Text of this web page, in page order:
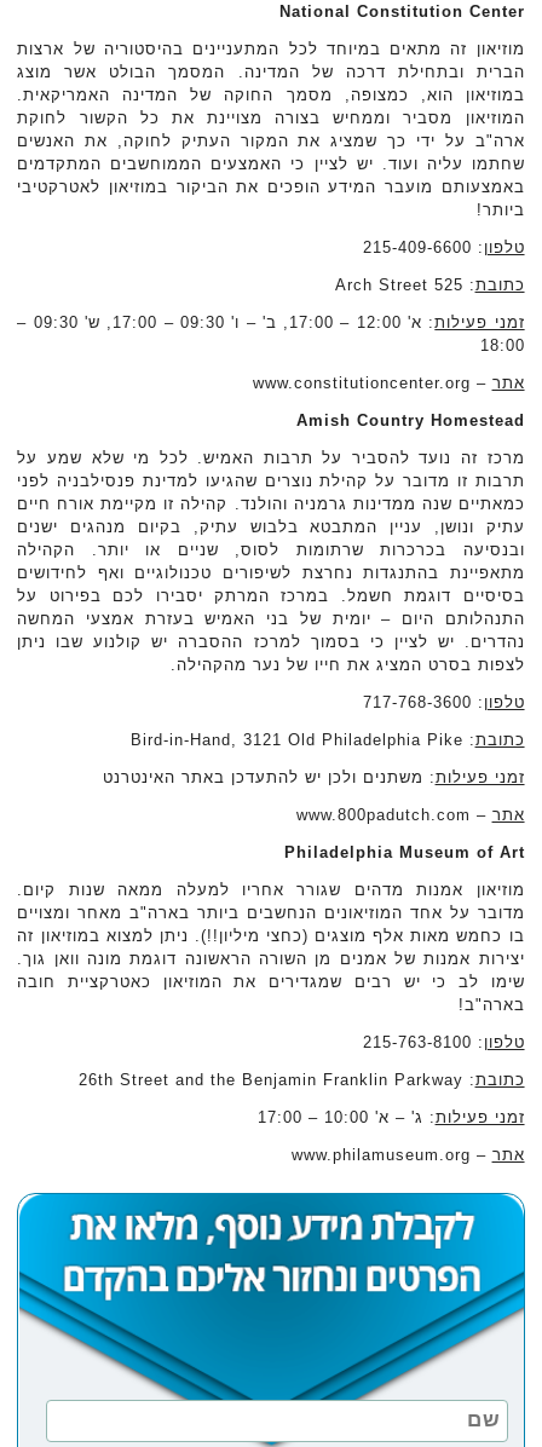
National Constitution Center
מוזיאון זה מתאים במיוחד לכל המתעניינים בהיסטוריה של ארצות
הברית ובתחילת דרכה של המדינה. המסמך הבולט אשר מוצג
במוזיאון הוא, כמצופה, מסמך החוקה של המדינה האמריקאית.
המוזיאון מסביר וממחיש בצורה מצויינת את כל הקשור לחוקת
ארה"ב על ידי כך שמציג את המקור העתיק לחוקה, את האנשים
שחתמו עליה ועוד. יש לציין כי האמצעים הממוחשבים המתקדמים
באמצעותם מועבר המידע הופכים את הביקור במוזיאון לאטרקטיבי
ביותר!
טלפון : 215-409-6600
כתובת: 525 Arch Street
זמני פעילות
: א' 12:00 – 17:00, ב' – ו' 09:30 – 17:00, ש' 09:30 –
18:00
אתר – www.constitutioncenter.org
Amish Country Homestead
מרכז זה נועד להסביר על תרבות האמיש. לכל מי שלא שמע על
תרבות זו מדובר על קהילת נוצרים שהגיעו למדינת פנסילבניה לפני
כמאתיים שנה ממדינות גרמניה והולנד. קהילה זו מקיימת אורח חיים
עתיק ונושן, עניין המתבטא בלבוש עתיק, בקיום מנהגים ישנים
ובנסיעה בכרכרות שרתומות לסוס, שניים או יותר. הקהילה
מתאפיינת בהתנגדות נחרצת לשיפורים טכנולוגיים ואף לחידושים
בסיסיים דוגמת חשמל. במרכז המרתק יסבירו לכם בפירוט על
התנהלותם היום – יומית של בני האמיש בעזרת אמצעי המחשה
נהדרים. יש לציין כי בסמוך למרכז ההסברה יש קולנוע שבו ניתן
לצפות בסרט המציג את חייו של נער מהקהילה.
טלפון : 717-768-3600
כתובת: Bird-in-Hand, 3121 Old Philadelphia Pike
זמני פעילות: משתנים ולכן יש להתעדכן באתר האינטרנט
אתר – www.800padutch.com
Philadelphia Museum of Art
מוזיאון אמנות מדהים שגורר אחריו למעלה ממאה שנות קיום.
מדובר על אחד המוזיאונים הנחשבים ביותר בארה"ב מאחר ומצויים
בו כחמש מאות אלף מוצגים (כחצי מיליון!!). ניתן למצוא במוזיאון זה
יצירות אמנות של אמנים מן השורה הראשונה דוגמת מונה וואן גוך.
שימו לב כי יש רבים שמגדירים את המוזיאון כאטרקציית חובה
בארה"ב!
טלפון : 215-763-8100
כתובת: 26th Street and the Benjamin Franklin Parkway
זמני פעילות: ג' – א' 10:00 – 17:00
אתר – www.philamuseum.org